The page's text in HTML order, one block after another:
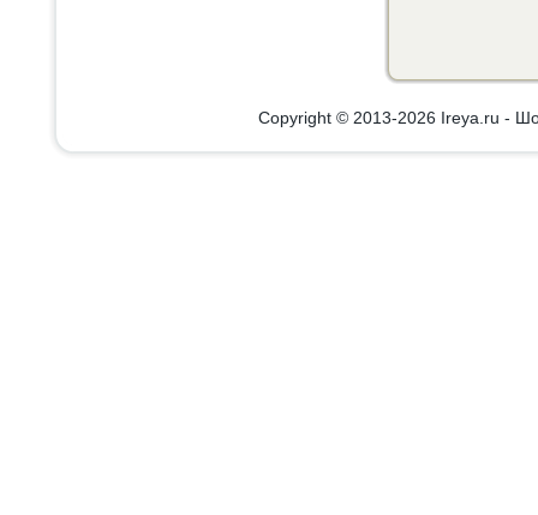
Copyright © 2013-2026 Ireya.ru -